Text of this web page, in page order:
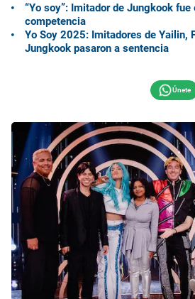
“Yo soy”: Imitador de Jungkook
competencia
Yo Soy 2025: Imitadores de Yailin,
Jungkook pasaron a sentencia